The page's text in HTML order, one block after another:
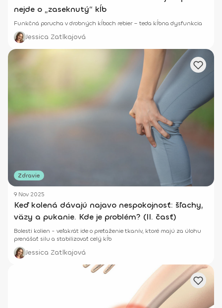
nejde o „zaseknutý“ kĺb
Funkčná porucha v drobných kĺboch rebier – teda kĺbna dysfunkcia
Jessica Zatlkajová
Zdravie
9 Nov 2025
Keď kolená dávajú najavo nespokojnosť: šľachy,
väzy a pukanie. Kde je problém? (II. časť)
Bolesti kolien - veľakrát ide o preťaženie tkanív, ktoré majú za úlohu
prenášať silu a stabilizovať celý kĺb
Jessica Zatlkajová